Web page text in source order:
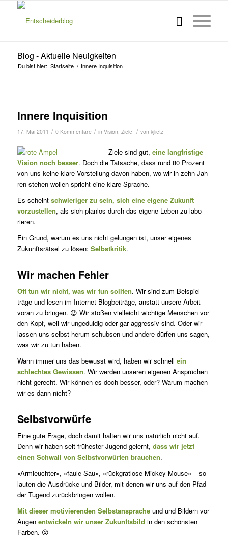
Blog - Aktuelle Neuigkeiten
Du bist hier: Startseite / Innere Inquisition
Innere Inquisition
17. Mai 2011 / 0 Kommentare / in Vision, Ziele / von kjlietz
Ziele sind gut, eine langfristige
Vision noch besser. Doch die Tatsache, dass rund 80 Prozent
von uns keine klare Vor­stellung davon haben, wo wir in zehn Jah­
ren stehen wollen spricht eine klare Spra­che.
Es scheint schwieriger zu sein, sich eine eigene Zukunft
vorzustellen, als sich planlos durch das eigene Leben zu labo­
rieren.
Ein Grund, warum es uns nicht gelungen ist, unser eigenes
Zukunftsrätsel zu lösen: Selbstkritik.
Wir machen Fehler
Oft tun wir nicht, was wir tun sollten. Wir sind zum Beispiel
träge und lesen im Internet Blogbeiträge, anstatt unsere Arbeit
voran zu bringen. 😉 Wir stoßen vielleicht wichtige Menschen vor
den Kopf, weil wir ungeduldig oder gar aggressiv sind. Oder wir
lassen uns selbst herum schubsen und andere dürfen uns sagen,
was wir zu tun haben.
Wann immer uns das bewusst wird, haben wir schnell ein
schlechtes Gewissen. Wir werden unseren eigenen Ansprüchen
nicht gerecht. Wir können es doch besser, oder? Warum machen
wir es dann nicht?
Selbstvorwürfe
Eine gute Frage, doch damit halten wir uns natürlich nicht auf.
Denn wir haben seit frühester Jugend gelernt, dass wir jetzt
einen Schwall von Selbstvorwürfen brauchen.
»Armleuchter«, »faule Sau«, »rückgratlose Mickey Mouse« – so
lauten die Ausdrücke und Bilder, mit denen wir uns auf den Pfad
der Tugend zurückbringen wollen.
Mit dieser motivierenden Selbstanspracheund und Bildern vor
Augen entwickeln wir unser Zukunftsbild in den schönsten
Farben. 😮